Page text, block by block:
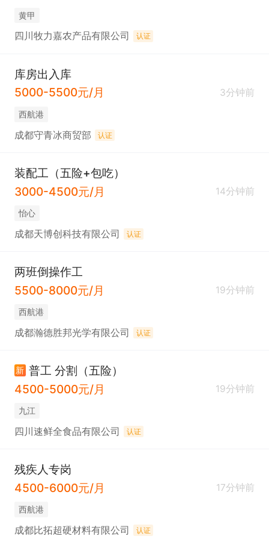
黄甲
四川牧力嘉农产品有限公司 认证
库房出入库
5000-5500元/月
3分钟前
西航港
成都守青冰商贸部 认证
装配工（五险+包吃）
3000-4500元/月
14分钟前
怡心
成都天博创科技有限公司 认证
两班倒操作工
5500-8000元/月
19分钟前
西航港
成都瀚德胜邦光学有限公司 认证
新 普工 分割（五险）
4500-5000元/月
19分钟前
九江
四川速鲜全食品有限公司 认证
残疾人专岗
4500-6000元/月
17分钟前
西航港
成都比拓超硬材料有限公司 认证